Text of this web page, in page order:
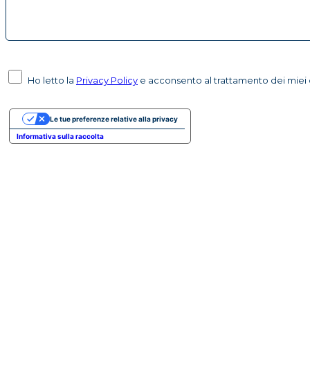
Ho letto la Privacy Policy e acconsento al trattamento dei miei
Informativa sulla raccolta
Le tue preferenze relative alla privacy